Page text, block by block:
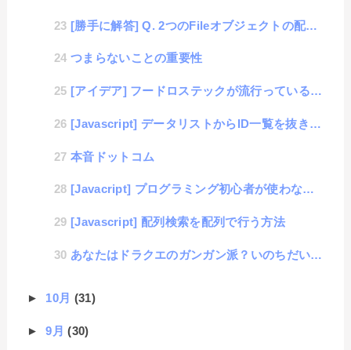
[勝手に解答] Q. 2つのFileオブジェクトの配列を比較し、重複するデータを削除したい
つまらないことの重要性
[アイデア] フードロステックが流行っているがキャンセルテックという新たなビジネスを考えた話
[Javascript] データリストからID一覧を抜き出してunique処理する簡単な方法
本音ドットコム
[Javacript] プログラミング初心者が使わないイベント処理のdispatch
[Javascript] 配列検索を配列で行う方法
あなたはドラクエのガンガン派？いのちだいじ派？
► 10月 (31)
►9月(30)